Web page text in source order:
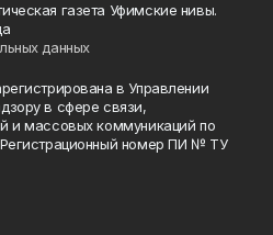
газета Уфимские нивы.
данных
в Управлении
в сфере связи,
и массовых коммуникаций по
номер ПИ № ТУ